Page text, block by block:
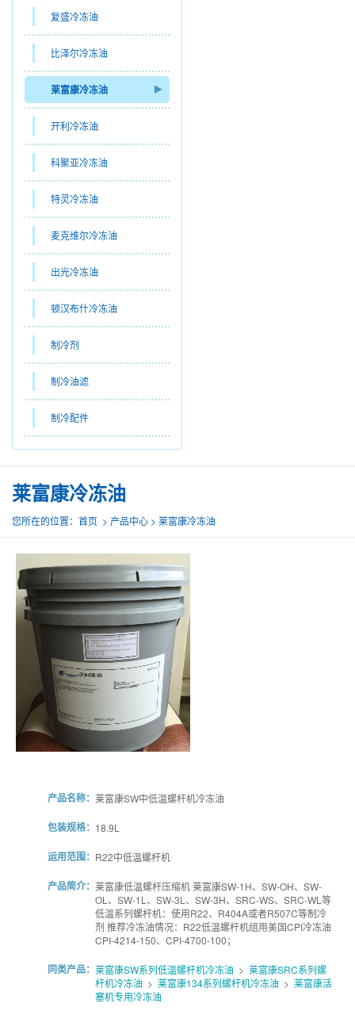
复盛冷冻油
比泽尔冷冻油
莱富康冷冻油
开利冷冻油
科聚亚冷冻油
特灵冷冻油
麦克维尔冷冻油
出光冷冻油
顿汉布什冷冻油
制冷剂
制冷油滤
制冷配件
莱富康冷冻油
您所在的位置：首页 > 产品中心 > 莱富康冷冻油
产品名称： 莱富康SW中低温螺杆机冷冻油
包装规格： 18.9L
运用范围： R22中低温螺杆机
产品简介： 莱富康低温螺杆压缩机 莱富康SW-1H、SW-OH、SW-
OL、SW-1L、SW-3L、SW-3H、SRC-WS、SRC-WL等
低温系列螺杆机：使用R22、R404A或者R507C等制冷
剂 推荐冷冻油情况：R22低温螺杆机组用美国CPI冷冻油
CPI-4214-150、CPI-4700-100；
同类产品： 莱富康SW系列低温螺杆机冷冻油 > 莱富康SRC系列螺
杆机冷冻油 > 莱富康134系列螺杆机冷冻油 > 莱富康活
塞机专用冷冻油